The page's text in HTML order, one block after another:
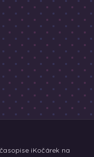
iKočárek na